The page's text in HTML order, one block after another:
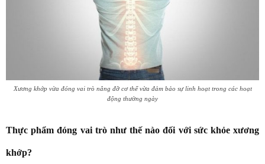
Xương khớp vừa đóng vai trò nâng đỡ cơ thể vừa đảm bảo sự linh hoạt trong các hoạt
động thường ngày
Thực phẩm đóng vai trò như thế nào đối với sức khỏe xương
khớp?